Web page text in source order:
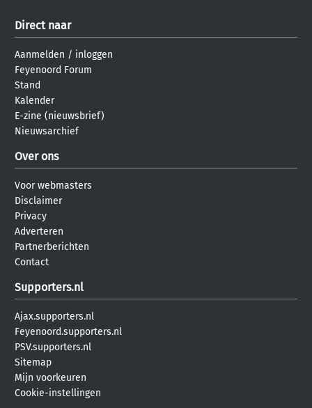
Direct naar
Aanmelden / inloggen
Feyenoord Forum
Stand
Kalender
E-zine (nieuwsbrief)
Nieuwsarchief
Over ons
Voor webmasters
Disclaimer
Privacy
Adverteren
Partnerberichten
Contact
Supporters.nl
Ajax.supporters.nl
Feyenoord.supporters.nl
PSV.supporters.nl
Sitemap
Mijn voorkeuren
Cookie-instellingen